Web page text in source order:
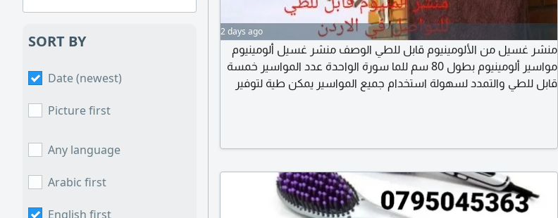
SORT BY
Date (newest)
Picture first
Any language
Arabic first
English first
2 days ago
منشر غسيل من الألومينيوم قابل للطي الوصف منشر غسيل ألومينيوم
مواسير ألومينيوم بطول 80 سم للما سورة الواحدة عدد المواسير خمسة
قابل للطي والتمدد لسهولة استخدام جميع المواسير يمكن طية لتوفير